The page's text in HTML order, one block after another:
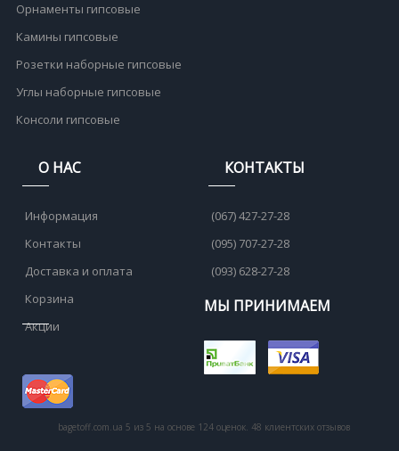
Орнаменты гипсовые
Камины гипсовые
Розетки наборные гипсовые
Углы наборные гипсовые
Консоли гипсовые
О НАС
Информация
Контакты
Доставка и оплата
Корзина
Акции
КОНТАКТЫ
(067) 427-27-28
(095) 707-27-28
(093) 628-27-28
МЫ ПРИНИМАЕМ
bagetoff.com.ua 5 из 5 на основе 124 оценок. 48 клиентских отзывов